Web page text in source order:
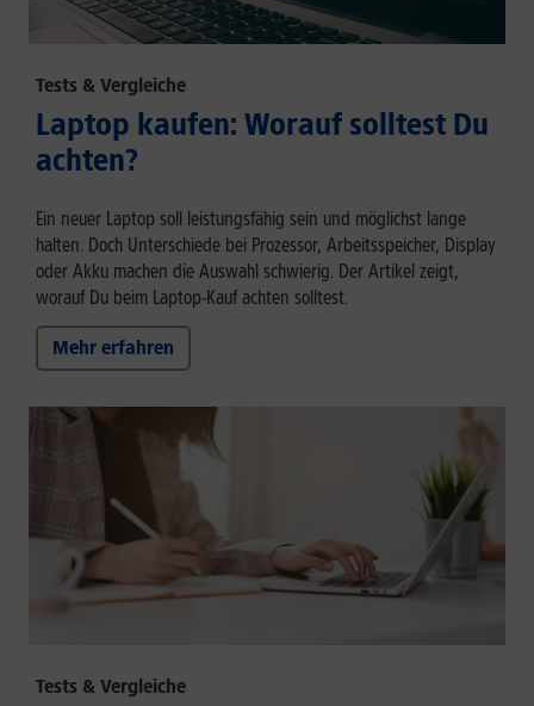
Tests & Vergleiche
Laptop kaufen: Worauf solltest Du
achten?
Ein neuer Laptop soll leistungsfähig sein und möglichst lange
halten. Doch Unterschiede bei Prozessor, Arbeitsspeicher, Display
oder Akku machen die Auswahl schwierig. Der Artikel zeigt,
worauf Du beim Laptop-Kauf achten solltest.
Mehr erfahren
Tests & Vergleiche